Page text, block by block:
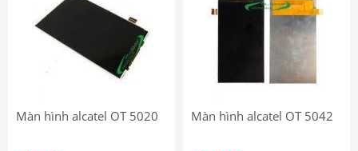
Màn hình alcatel OT 5020 Màn hình alcatel OT 5042